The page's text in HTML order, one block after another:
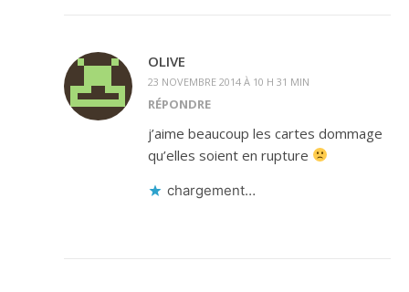
OLIVE
23 NOVEMBRE 2014 À 10 H 31 MIN
RÉPONDRE
j’aime beaucoup les cartes dommage
qu’elles soient en rupture
chargement…